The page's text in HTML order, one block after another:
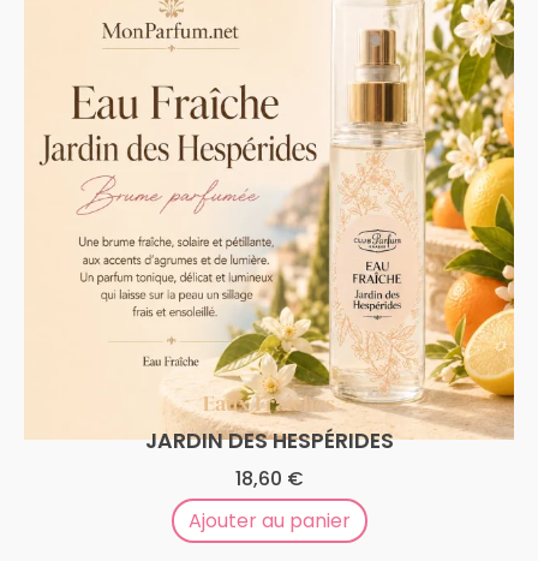
Eaux Fraîches
JARDIN DES HESPÉRIDES
18,60 €
Ajouter au panier